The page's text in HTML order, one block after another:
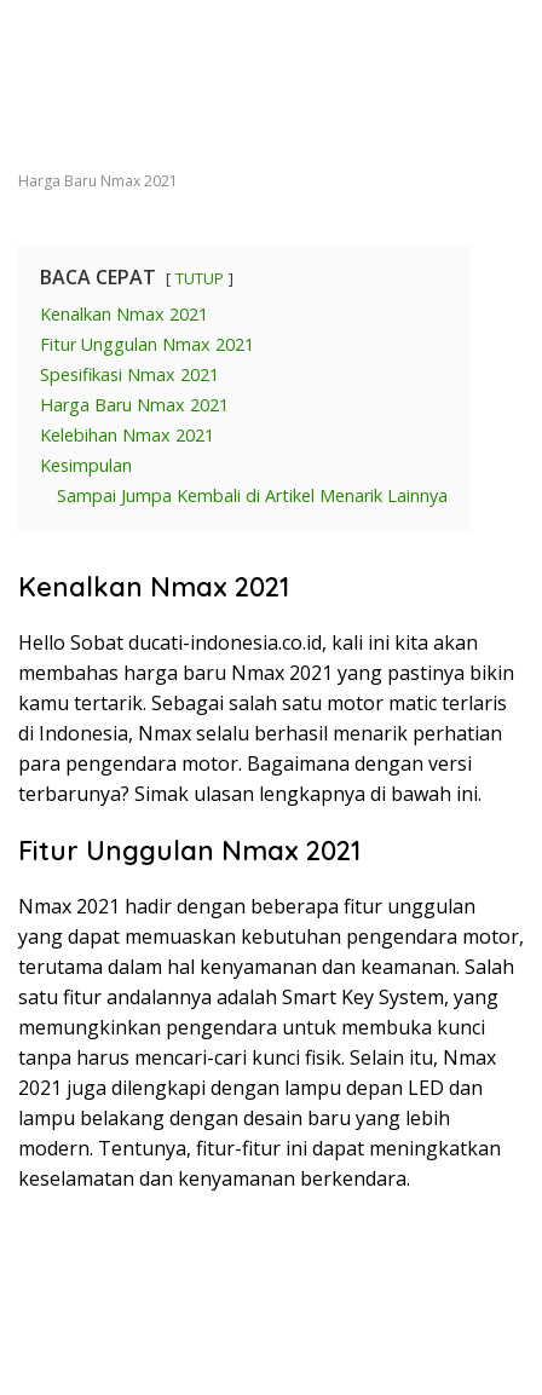
Harga Baru Nmax 2021
BACA CEPAT TUTUP
Kenalkan Nmax 2021
Fitur Unggulan Nmax 2021
Spesifikasi Nmax 2021
Harga Baru Nmax 2021
Kelebihan Nmax 2021
Kesimpulan
Sampai Jumpa Kembali di Artikel Menarik Lainnya
Kenalkan Nmax 2021
Hello Sobat ducati-indonesia.co.id, kali ini kita akan
membahas harga baru Nmax 2021 yang pastinya bikin
kamu tertarik. Sebagai salah satu motor matic terlaris
di Indonesia, Nmax selalu berhasil menarik perhatian
para pengendara motor. Bagaimana dengan versi
terbarunya? Simak ulasan lengkapnya di bawah ini.
Fitur Unggulan Nmax 2021
Nmax 2021 hadir dengan beberapa fitur unggulan
yang dapat memuaskan kebutuhan pengendara motor,
terutama dalam hal kenyamanan dan keamanan. Salah
satu fitur andalannya adalah Smart Key System, yang
memungkinkan pengendara untuk membuka kunci
tanpa harus mencari-cari kunci fisik. Selain itu, Nmax
2021 juga dilengkapi dengan lampu depan LED dan
lampu belakang dengan desain baru yang lebih
modern. Tentunya, fitur-fitur ini dapat meningkatkan
keselamatan dan kenyamanan berkendara.